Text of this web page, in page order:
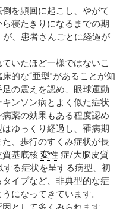
を頻回に起こし、やがて
寝たきりになるまでの期
、患者さんごとに経過が
いたほど一様ではないこ
的な“亜型”があることが知
の震えを認め、眼球運動
ンソン病とよく似た症状
薬の効果もある程度認め
ゆっくり経過し、罹病期
、歩行のすくみ症状が長
質基底核 変性 症/大脳皮質
する症状を呈する病型、初
イプなど、非典型的な症
になってきています。